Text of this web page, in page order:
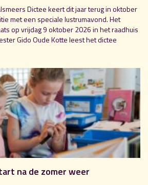
Dictee keert dit jaar terug in oktober
met een speciale lustrumavond. Het
op vrijdag 9 oktober 2026 in het raadhuis
Gido Oude Kotte leest het dictee
na de zomer weer